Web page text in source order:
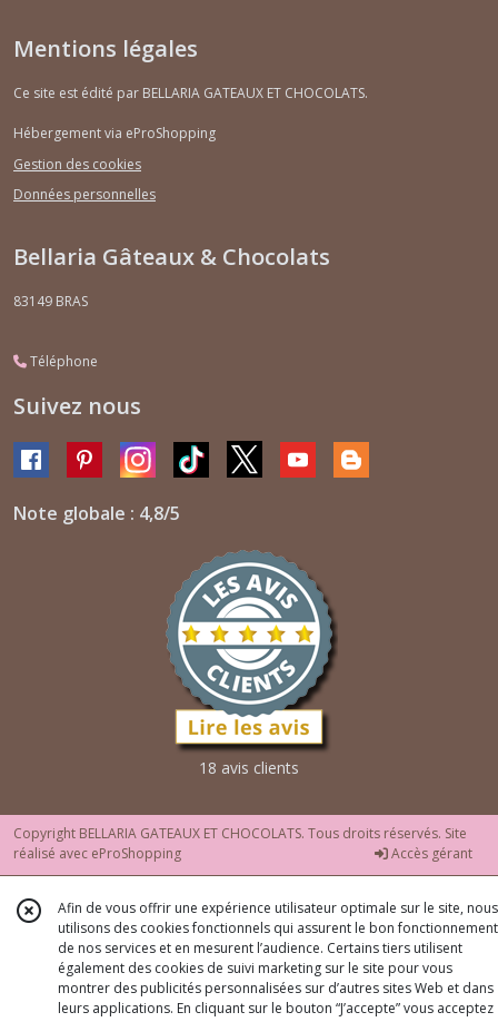
Mentions légales
Ce site est édité par BELLARIA GATEAUX ET CHOCOLATS.
Hébergement via eProShopping
Gestion des cookies
Données personnelles
Bellaria Gâteaux & Chocolats
83149 BRAS
Téléphone
Suivez nous
Note globale : 4,8/5
18 avis clients
Copyright BELLARIA GATEAUX ET CHOCOLATS. Tous droits réservés. Site
réalisé avec eProShopping Accès gérant
Afin de vous offrir une expérience utilisateur optimale sur le site, nous
utilisons des cookies fonctionnels qui assurent le bon fonctionnement
de nos services et en mesurent l’audience. Certains tiers utilisent
également des cookies de suivi marketing sur le site pour vous
montrer des publicités personnalisées sur d’autres sites Web et dans
leurs applications. En cliquant sur le bouton “J’accepte” vous acceptez